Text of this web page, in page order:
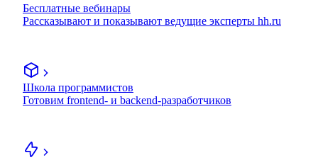
Бесплатные вебинары
Рассказывают и показывают ведущие эксперты hh.ru
Школа программистов
Готовим frontend- и backend-разработчиков